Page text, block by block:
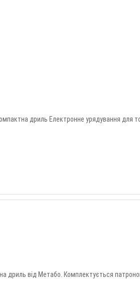
дриль Електронне урядування для
дриль від Метабо. Комплектується патроном